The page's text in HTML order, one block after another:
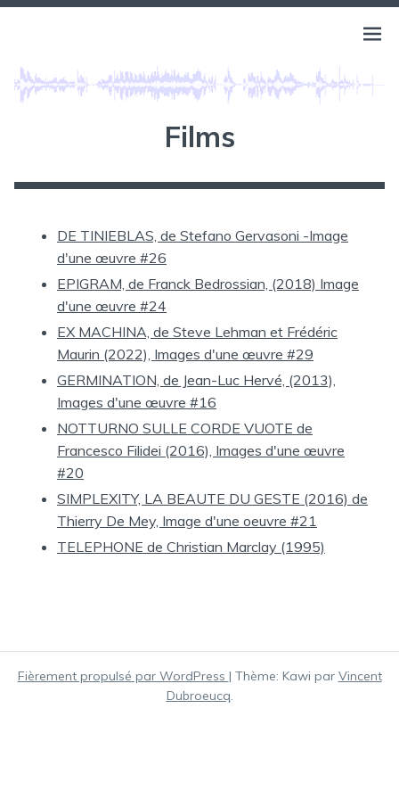
Aller
Ouvrir
menu
Films
DE TINIEBLAS, de Stefano Gervasoni -Image
d'une œuvre #26
EPIGRAM, de Franck Bedrossian, (2018) Image
d'une œuvre #24
EX MACHINA, de Steve Lehman et Frédéric
Maurin (2022), Images d'une œuvre #29
GERMINATION, de Jean-Luc Hervé, (2013),
Images d'une œuvre #16
NOTTURNO SULLE CORDE VUOTE de
Francesco Filidei (2016), Images d'une œuvre
#20
SIMPLEXITY, LA BEAUTE DU GESTE (2016) de
Thierry De Mey, Image d'une oeuvre #21
TELEPHONE de Christian Marclay (1995)
Fièrement propulsé par WordPress | Thème: Kawi par Vincent
Dubroeucq